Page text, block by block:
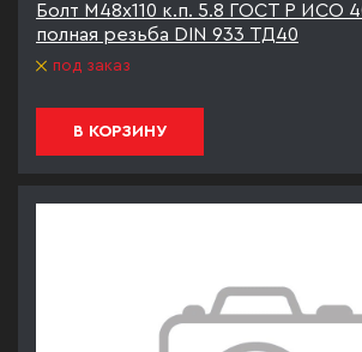
Болт М48х110 к.п. 5.8 ГОСТ Р ИСО
полная резьба DIN 933 ТД40
под заказ
В КОРЗИНУ